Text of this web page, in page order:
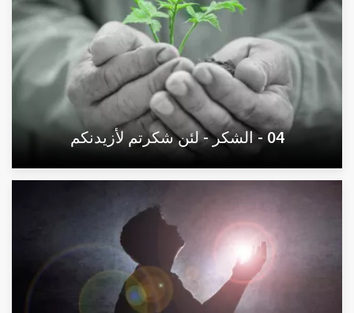
04 - الشكر - لئن شكرتم لأزيدنكم